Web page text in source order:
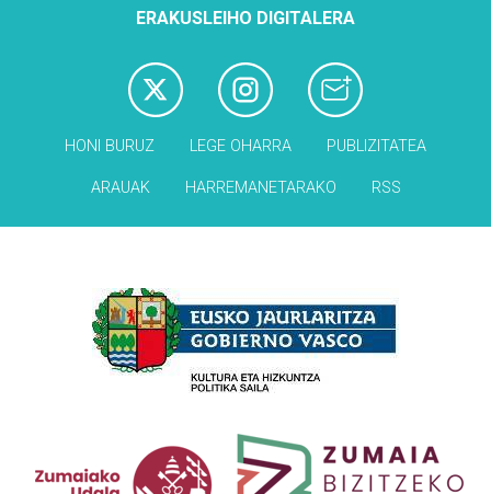
ERAKUSLEIHO DIGITALERA
HONI BURUZ LEGE OHARRA PUBLIZITATEA
ARAUAK HARREMANETARAKO RSS